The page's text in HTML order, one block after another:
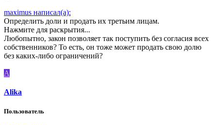
maximus написал(а):
Определить доли и продать их третьим лицам.
Нажмите для раскрытия...
Любопытно, закон позволяет так поступить без согласия всех
собственников? То есть, он тоже может продать свою долю
без каких-либо ограничений?
А
Аlika
Пользователь